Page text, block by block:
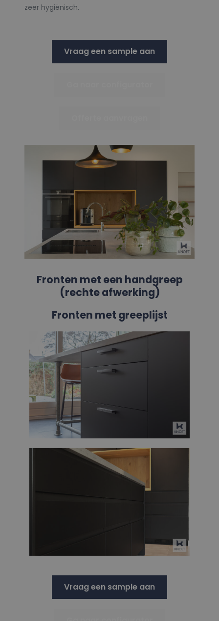
zeer hygiënisch.
Vraag een sample aan
Fronten met een handgreep
(rechte afwerking)
Fronten met greeplijst
Vraag een sample aan